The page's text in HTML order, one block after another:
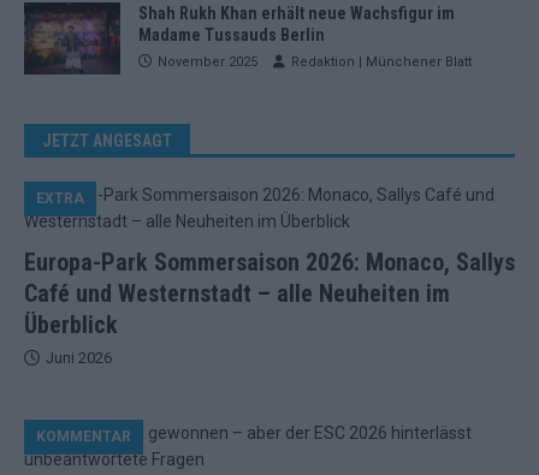
Shah Rukh Khan erhält neue Wachsfigur im
Madame Tussauds Berlin
November 2025 Redaktion | Münchener Blatt
JETZT ANGESAGT
Europa-Park Sommersaison 2026: Monaco, Sallys
Café und Westernstadt – alle Neuheiten im
Überblick
EXTRA
Juni 2026
KOMMENTAR